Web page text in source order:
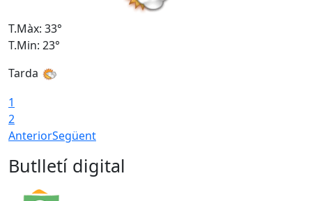
T.Màx: 33°
T.Min: 23°
Tarda
1
2
AnteriorSegüent
Butlletí digital